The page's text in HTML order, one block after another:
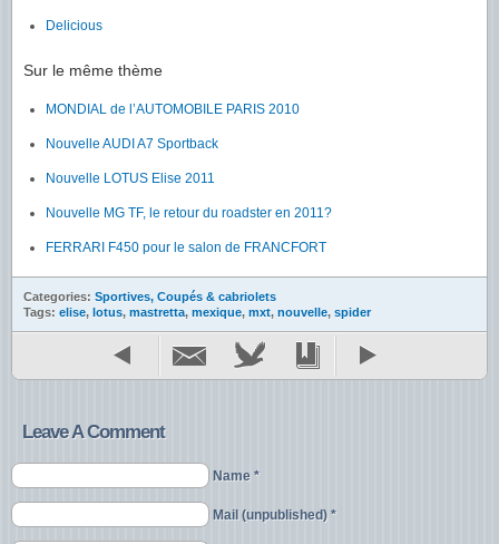
Delicious
Sur le même thème
MONDIAL de l’AUTOMOBILE PARIS 2010
Nouvelle AUDI A7 Sportback
Nouvelle LOTUS Elise 2011
Nouvelle MG TF, le retour du roadster en 2011?
FERRARI F450 pour le salon de FRANCFORT
Categories: Sportives, Coupés & cabriolets
Tags: elise, lotus, mastretta, mexique, mxt, nouvelle, spider
Leave A Comment
Name *
Mail (unpublished) *